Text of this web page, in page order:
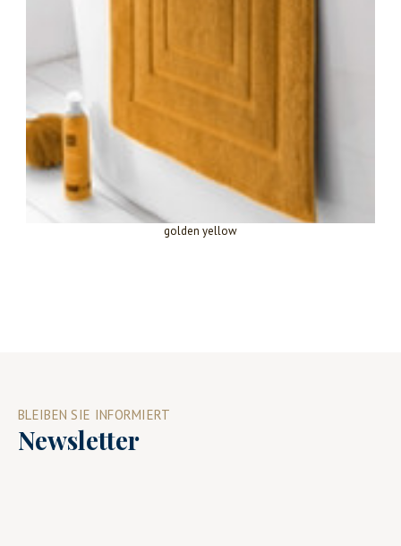
golden yellow
BLEIBEN SIE INFORMIERT
Newsletter